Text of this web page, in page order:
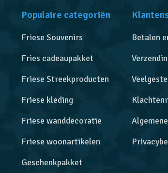
Populaire categoriën
Friese Souvenirs
Fries cadeaupakket
Friese Streekproducten
Friese kleding
Friese wanddecoratie
Friese woonartikelen
Geschenkpakket
Betalen